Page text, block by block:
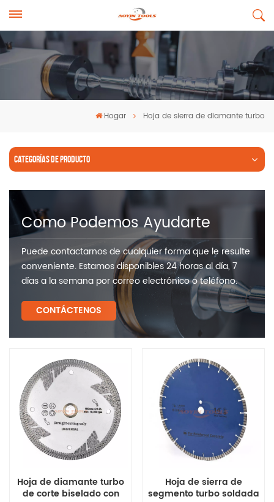
Hogar Hoja de sierra de diamante turbo
CATEGORÍAS DE PRODUCTO
Como Podemos Ayudarte
Puede contactarnos de cualquier forma que le resulte
conveniente. Estamos disponibles 24 horas al día, 7
días a la semana por correo electrónico o teléfono.
CONTÁCTENOS
Hoja de diamante turbo
de corte biselado con
Hoja de sierra de
segmento turbo soldada